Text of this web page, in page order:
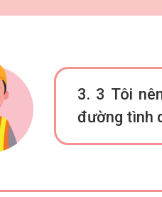
3. 3 Tôi
đường tình